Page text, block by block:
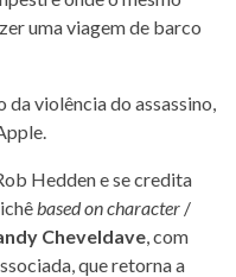
uma viagem de barco
violência do assassino,
Hedden e se credita
based on character /
Cheveldave, com
que retorna a